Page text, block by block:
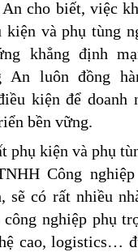
cho biết, việc
kiện và phụ tùng
khẳng định
An luôn đồng
kiện để doanh
bền vững.
phụ kiện và phụ
Công
sẽ có rất nhiều
công nghiệp phụ
cao, logistics…